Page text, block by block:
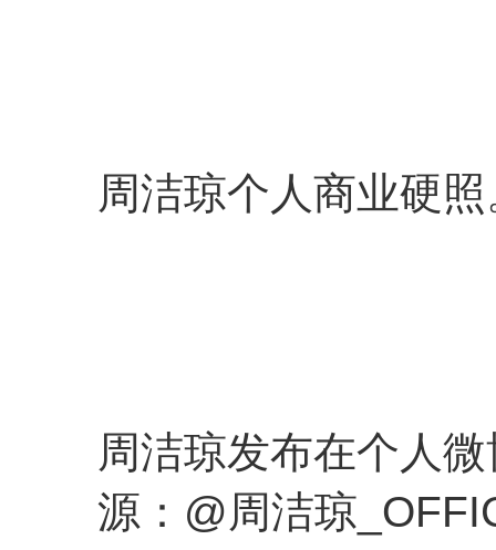
周洁琼个人商业硬
周洁琼发布在个人
源：@周洁琼